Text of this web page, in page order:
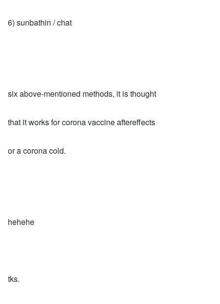
6) sunbathin / chat
six above-mentioned methods, it is thought
that it works for corona vaccine aftereffects
or a corona cold.
hehehe
tks.